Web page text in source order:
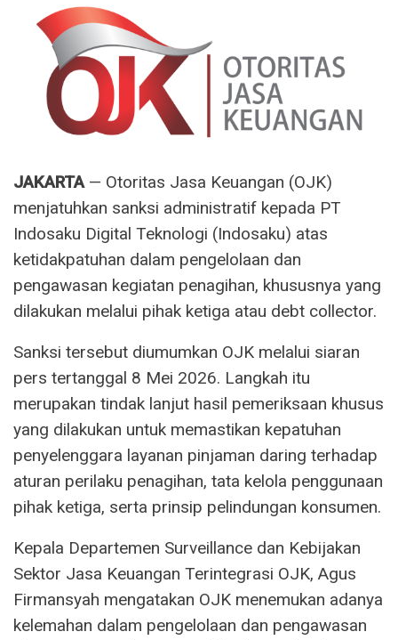
JAKARTA— Otoritas Jasa Keuangan (OJK)
menjatuhkan sanksi administratif kepada PT
Indosaku Digital Teknologi (Indosaku) atas
ketidakpatuhan dalam pengelolaan dan
pengawasan kegiatan penagihan, khususnya yang
dilakukan melalui pihak ketiga atau debt collector.
Sanksi tersebut diumumkan OJK melalui siaran
pers tertanggal 8 Mei 2026. Langkah itu
merupakan tindak lanjut hasil pemeriksaan khusus
yang dilakukan untuk memastikan kepatuhan
penyelenggara layanan pinjaman daring terhadap
aturan perilaku penagihan, tata kelola penggunaan
pihak ketiga, serta prinsip pelindungan konsumen.
Kepala Departemen Surveillance dan Kebijakan
Sektor Jasa Keuangan Terintegrasi OJK, Agus
Firmansyah mengatakan OJK menemukan adanya
kelemahan dalam pengelolaan dan pengawasan